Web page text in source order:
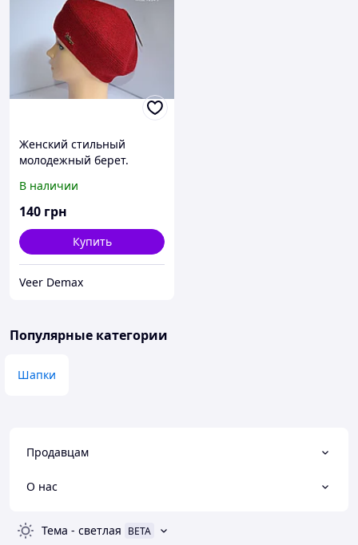
Женский стильный
молодежный берет.
Подходит под любой вид
верхней одежды.
В наличии
140 грн
Купить
Veer Demax
Популярные категории
Шапки
Продавцам
О нас
Тема - светлая BETA